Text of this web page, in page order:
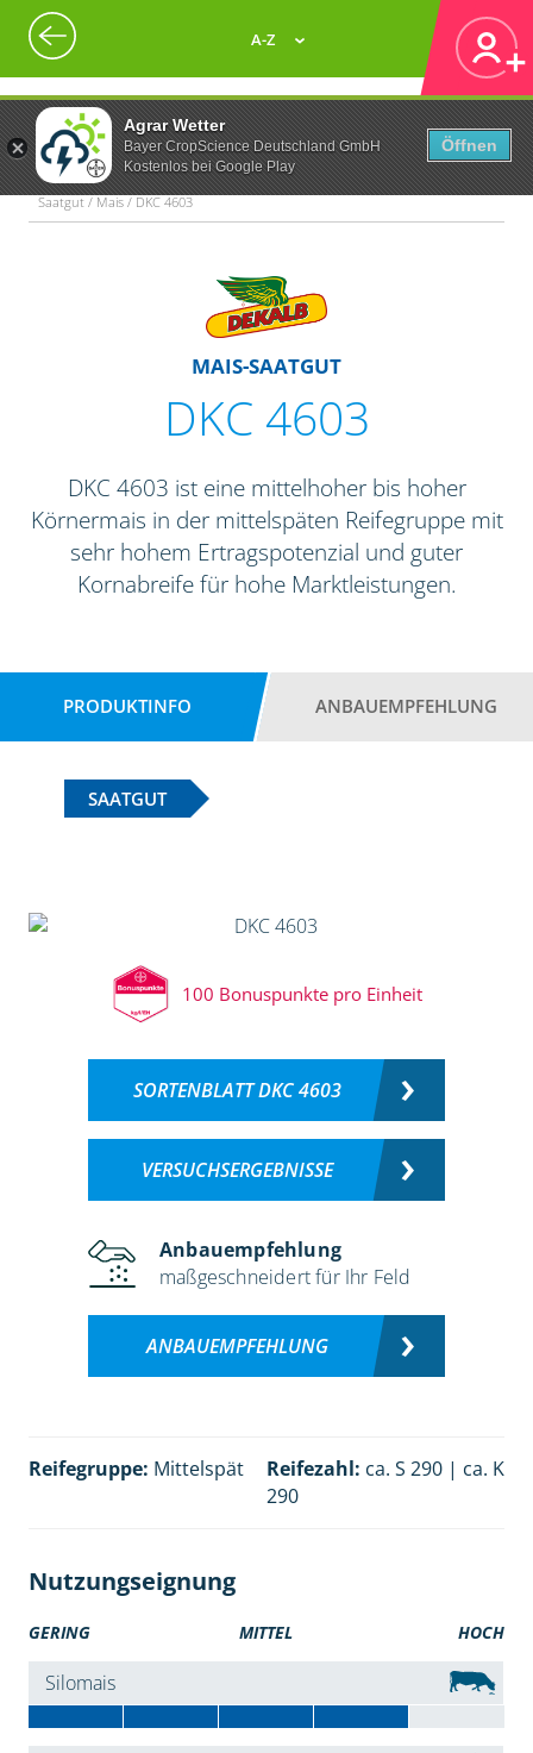
Agrar Wetter
Bayer CropScience Deutschland GmbH
Kostenlos bei Google Play
Öffnen
A-Z
Saatgut / Mais / DKC 4603
MAIS-SAATGUT
DKC 4603
DKC 4603 ist eine mittelhoher bis hoher
Körnermais in der mittelspäten Reifegruppe mit
sehr hohem Ertragspotenzial und guter
Kornabreife für hohe Marktleistungen.
PRODUKTINFO ANBAUEMPFEHLUNG
SAATGUT
100 Bonuspunkte pro Einheit
SORTENBLATT DKC 4603
VERSUCHSERGEBNISSE
Anbauempfehlung
maßgeschneidert für Ihr Feld
ANBAUEMPFEHLUNG
Reifegruppe: Mittelspät Reifezahl: ca. S 290 | ca. K
290
Nutzungseignung
GERING MITTEL HOCH
Silomais